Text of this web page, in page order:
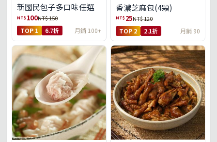
新國民包子多口味任選
NT$ 100NT$ 150
TOP 1 6.7折 月銷 100+
香濃芝麻包(4顆)
NT$ 25NT$ 120
TOP 2 2.1折 月銷 90